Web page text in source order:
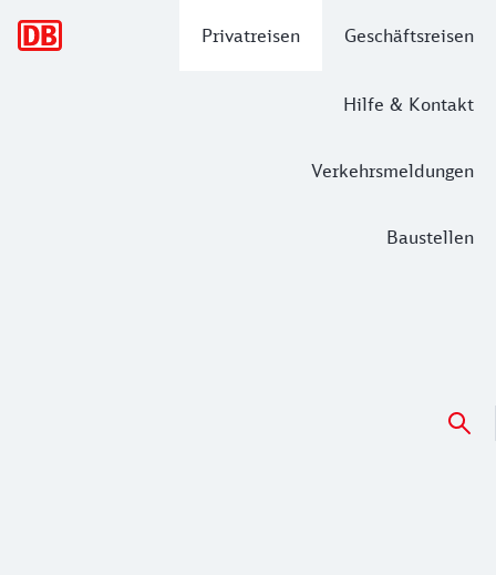
Privatreisen Geschäftsreisen
Hilfe & Kontakt
Verkehrsmeldungen
Baustellen